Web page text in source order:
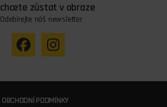
chcete zůstat v obraze
Odebírejte náš newsletter
OBCHODNÍ PODMÍNKY